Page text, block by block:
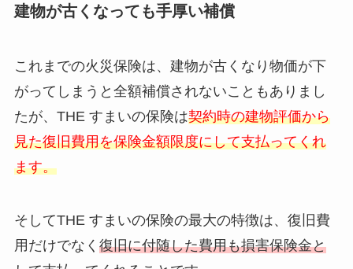
建物が古くなっても手厚い補償
これまでの火災保険は、建物が古くなり物価が下
がってしまうと全額補償されないこともありまし
たが、THE すまいの保険は契約時の建物評価から
見た復旧費用を保険金額限度にして支払ってくれ
ます。
そしてTHE すまいの保険の最大の特徴は、復旧費
用だけでなく 復旧に付随した費用も損害保険金と